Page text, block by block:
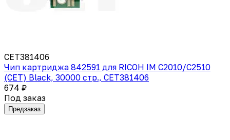
CET381406
Чип картриджа 842591 для RICOH IM C2010/C2510
(CET) Black, 30000 стр., CET381406
674 ₽
Под заказ
Предзаказ